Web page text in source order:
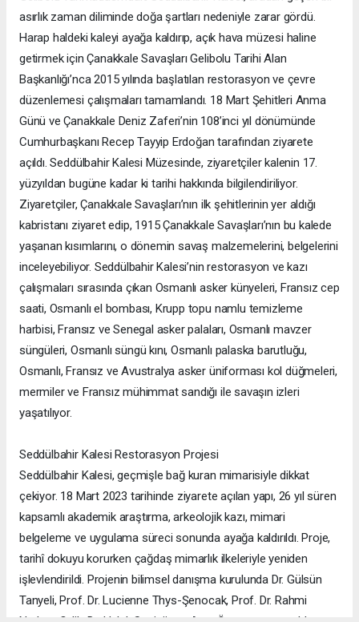
asırlık zaman diliminde doğa şartları nedeniyle zarar gördü.
Harap haldeki kaleyi ayağa kaldırıp, açık hava müzesi haline
getirmek için Çanakkale Savaşları Gelibolu Tarihi Alan
Başkanlığı’nca 2015 yılında başlatılan restorasyon ve çevre
düzenlemesi çalışmaları tamamlandı. 18 Mart Şehitleri Anma
Günü ve Çanakkale Deniz Zaferi’nin 108’inci yıl dönümünde
Cumhurbaşkanı Recep Tayyip Erdoğan tarafından ziyarete
açıldı. Seddülbahir Kalesi Müzesinde, ziyaretçiler kalenin 17.
yüzyıldan bugüne kadar ki tarihi hakkında bilgilendiriliyor.
Ziyaretçiler, Çanakkale Savaşları’nın ilk şehitlerinin yer aldığı
kabristanı ziyaret edip, 1915 Çanakkale Savaşları’nın bu kalede
yaşanan kısımlarını, o dönemin savaş malzemelerini, belgelerini
inceleyebiliyor. Seddülbahir Kalesi’nin restorasyon ve kazı
çalışmaları sırasında çıkan Osmanlı asker künyeleri, Fransız cep
saati, Osmanlı el bombası, Krupp topu namlu temizleme
harbisi, Fransız ve Senegal asker palaları, Osmanlı mavzer
süngüleri, Osmanlı süngü kını, Osmanlı palaska barutluğu,
Osmanlı, Fransız ve Avustralya asker üniforması kol düğmeleri,
mermiler ve Fransız mühimmat sandığı ile savaşın izleri
yaşatılıyor.
Seddülbahir Kalesi Restorasyon Projesi
Seddülbahir Kalesi, geçmişle bağ kuran mimarisiyle dikkat
çekiyor. 18 Mart 2023 tarihinde ziyarete açılan yapı, 26 yıl süren
kapsamlı akademik araştırma, arkeolojik kazı, mimari
belgeleme ve uygulama süreci sonunda ayağa kaldırıldı. Proje,
tarihî dokuyu korurken çağdaş mimarlık ilkeleriyle yeniden
işlevlendirildi. Projenin bilimsel danışma kurulunda Dr. Gülsün
Tanyeli, Prof. Dr. Lucienne Thys-Şenocak, Prof. Dr. Rahmi